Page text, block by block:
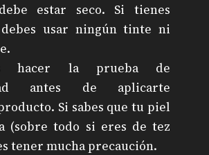
estar seco. Si tienes
usar ningún tinte ni
hacer la prueba de
antes de aplicarte
Si sabes que tu piel
(sobre todo si eres de tez
tener mucha precaución.